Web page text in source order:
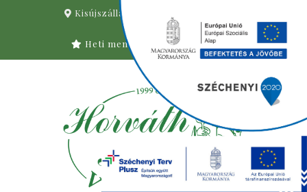
Kisújszállás, Nagy Imre u. 2.
-59/321-285
Heti menü
Asztalfoglalás